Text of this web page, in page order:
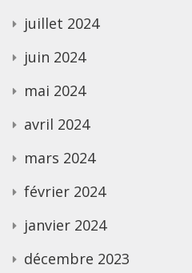
juillet 2024
juin 2024
mai 2024
avril 2024
mars 2024
février 2024
janvier 2024
décembre 2023